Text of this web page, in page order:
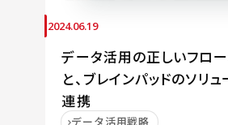
2024.06.19
データ活用の正しいフロ
と、ブレインパッドのソリ
連携
データ活用戦略